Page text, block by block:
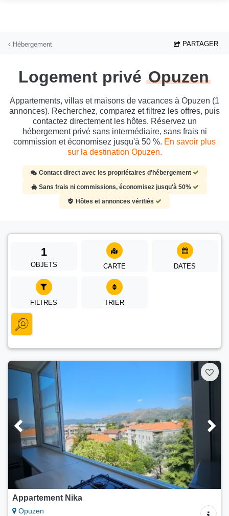
Hébergement PARTAGER
Logement privéOpuzen
Appartements, villas et maisons de vacances à Opuzen (1
annonces). Recherchez, comparez et filtrez les offres, puis
contactez directement les hôtes. Réservez un
hébergement privé sans intermédiaire, sans frais ni
commission et économisez jusqu'à 50 %. En savoir plus
sur la destination Opuzen.
Contact direct avec les propriétaires d'hébergement
Sans frais ni commissions, économisez jusqu'à 50%
Hôtes et annonces vérifiés
1
OBJETS CARTE DATES
FILTRES TRIER
Appartement Nika
Opuzen